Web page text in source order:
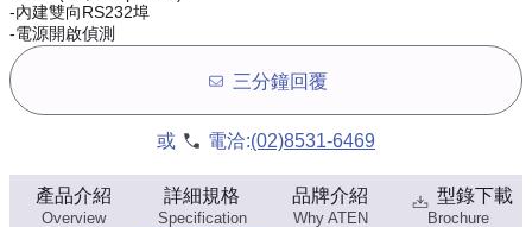
-內建雙向RS232埠
-電源開啟偵測
三分鐘回覆
或 電洽:(02)8531-6469
產品介紹
Overview
詳細規格
Specification
品牌介紹
Why ATEN
型錄下載
Brochure